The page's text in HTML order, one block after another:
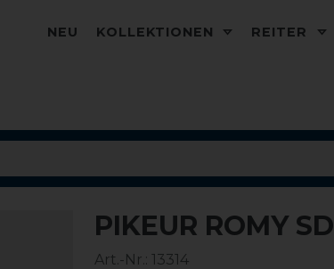
NEU KOLLEKTIONEN REITER
PIKEUR ROMY
Art.-Nr.: 13314